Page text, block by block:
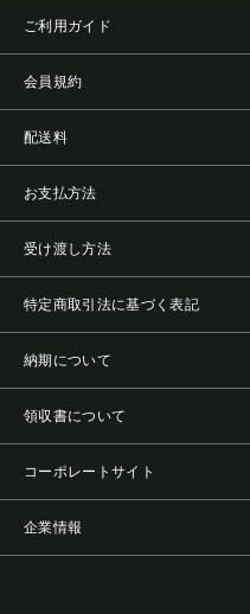
ご利用ガイド
会員規約
配送料
お支払方法
受け渡し方法
特定商取引法に基づく表記
納期について
領収書について
コーポレートサイト
企業情報